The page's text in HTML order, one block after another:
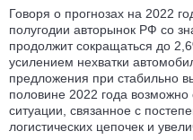
Говоря о прогнозах на 2022
полугодии авторынок РФ со
продолжит сокращаться до
усилением нехватки
предложения при стабильно
половине 2022 года
ситуации, связанное с
логистических цепочек и